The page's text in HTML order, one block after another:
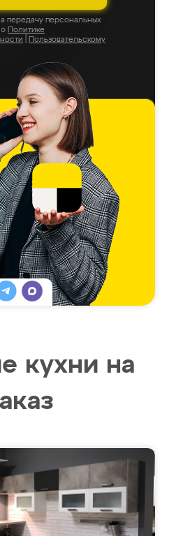
передачу персональных
Политике
Пользовательскому
кухни на